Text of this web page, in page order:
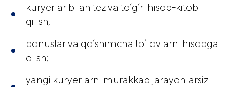
kuryerlar bilan tez va to‘g‘ri hisob-kitob
qilish;
bonuslar va qo‘shimcha to‘lovlarni hisobga
olish;
yangi kuryerlarni murakkab jarayonlarsiz